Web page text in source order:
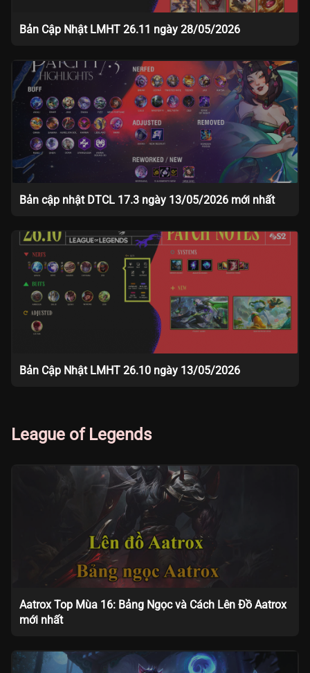
Bản Cập Nhật LMHT 26.11 ngày 28/05/2026
Bản cập nhật DTCL 17.3 ngày 13/05/2026 mới nhất
Bản Cập Nhật LMHT 26.10 ngày 13/05/2026
League of Legends
Aatrox Top Mùa 16: Bảng Ngọc và Cách Lên Đồ Aatrox
mới nhất